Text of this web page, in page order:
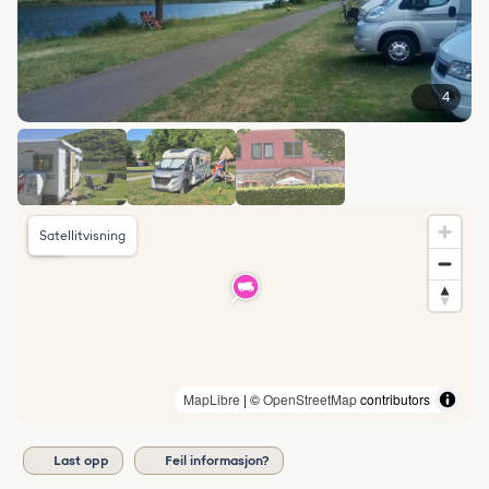
4
MapLibre | ©OpenStreetMapcontributors
Satellitvisning
Last opp Feil informasjon?